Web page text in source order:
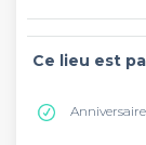
Ce lieu est
Anniversaire